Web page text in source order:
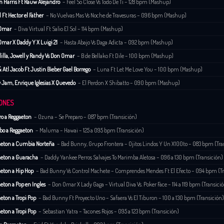
G Ovy On The Drums
Os X Yeri Mua
Fariana, Ptazeta, Bellakath
& Gusty Dj
– Dos Besitos – 097 bpm (Edit)
El Malilla, DobleP
– PM – 100 bpm (Edit)
Jam
X Trueno
– Cangrinaje – 097 bpm (Edit)
X Anuel AA X Myke Towers – La Jeepeta – 088 bpm (Edit)
& Ken Y – Cuerpo Sensual – 096 bpm (Edit)
Alejandro, Ivy Queen – Celebrando – 100 bpm (Edit)
X Chencho – Candy Remix – 090 bpm (Edit)
Ft. Peso Pluma, Sog – Quema – 097 bpm (Edit)
Ft. Yeri Mua – Chaparrita – 100 bpm (Edit)
Mora, Zion – Buenos Aires – 105 bpm (Edit)
Harris Ft Rauw Alejandro – Feel So Close Vs Todo De Ti – 128 bpm (Mashup)
Ft Hector el Father – No Vuelvas Mas Vs Noche de Travesuras – 096 bpm (Mashup)
– Diva Virtual Ft Salio El Sol – 114 bpm (Mashup)
X Daddy Y X Luigi 21 – Hasta Abajo Vs Daga Adicta – 092 bpm (Mashup)
Jowell y Randy Vs Don Omar – B de Bellako Ft Dile – 100 bpm (Mashup)
Atl Jacob Ft Justin Bieber Gael Borrego – Luna Ft Let Me Love You – 100 bpm (Mashup)
Jam, Enrique Iglesias X Quevedo – El Perdon X Shibatto – 090 bpm (Mashup)
a Reggaeton – Ozuna – Se Preparo – 087 bpm (Transición)
a Reggaeton – Maluma – Hawai – 125 a 095 bpm (Transición)
a Cumbia Norteña – Bad Bunny, Grupo Frontera – Ojitos Lindos Y Un X100to – 083 bpm
a Guaracha – Daddy Yankee Perros Salvajes To Marimba Aletosa – 096 a 130 bpm (Transición)
a Hip Hop – Bad Bunny Vs Control Machete – Comprendes Mendes Ft El Efecto – 094 bpm
a Pop en Ingles – Don Omar X Lady Gaga – Virtual Diva Vs. Poker Face – 114 a 119 bpm
a Tropi Pop – Bad Bunny Ft Proyecto Uno – Safaera Vs El Tiburon – 100 a 130 bpm (Transición)
a Tropi Pop – Sebastian Yatra – Tacones Rojos – 095 a 123 bpm (Transición)